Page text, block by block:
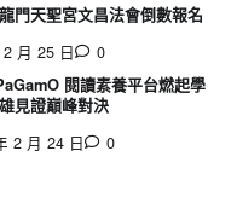
門天聖宮文昌法會倒數報名
月 25 日
0
閱讀素養平台燃起學
見證巔峰對決
2 月 24 日 0